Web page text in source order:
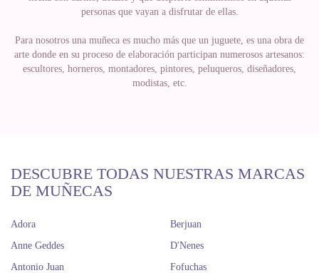
personas que vayan a disfrutar de ellas.
Para nosotros una muñeca es mucho más que un juguete, es una obra de
arte donde en su proceso de elaboración participan numerosos artesanos:
escultores, horneros, montadores, pintores, peluqueros, diseñadores,
modistas, etc.
DESCUBRE TODAS NUESTRAS MARCAS
DE MUÑECAS
Adora
Anne Geddes
Antonio Juan
Berjuan
D'Nenes
Fofuchas